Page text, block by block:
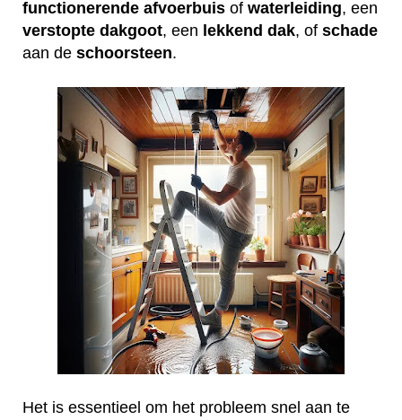
functionerende afvoerbuis of waterleiding, een
verstopte dakgoot, een lekkend dak, of schade
aan de schoorsteen.
Het is essentieel om het probleem snel aan te